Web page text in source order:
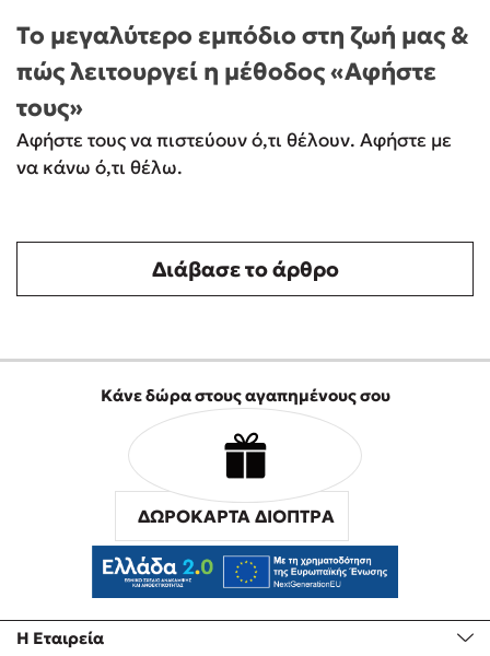
Το μεγαλύτερο εμπόδιο στη ζωή μας &
πώς λειτουργεί η μέθοδος «Αφήστε
τους»
Αφήστε τους να πιστεύουν ό,τι θέλουν. Αφήστε με
να κάνω ό,τι θέλω.
Διάβασε το άρθρο
Η Εταιρεία
Κάνε δώρα στους αγαπημένους σου
ΔΩΡΟΚΑΡΤΑ ΔΙΟΠΤΡΑ